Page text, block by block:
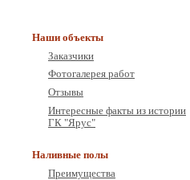
Наши объекты
Заказчики
Фотогалерея работ
Отзывы
Интересные факты из истории
ГК "Ярус"
Наливные полы
Преимущества